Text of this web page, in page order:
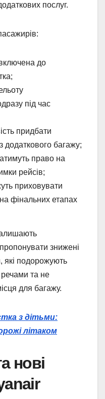
послуг.
до
під час
придбати
багажу;
право на
рейсів;
приховувати
фінальних етапах
знижені
які подорожують
та не
для багажу.
з дітьми:
літаком
нові